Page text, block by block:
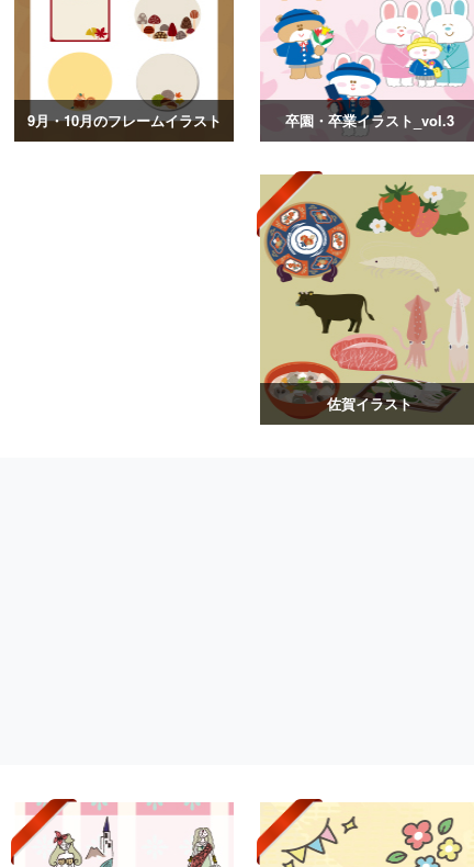
9月・10月のフレームイラスト 卒園・卒業イラスト_vol.3
佐賀イラスト